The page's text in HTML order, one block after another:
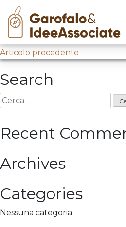
Skip
content
Visita aziendale pressoDallara
Navigazione
articoli
Articolo precedente
Search
Ricerca
per:
Recent
Archives
Categories
Nessuna categoria